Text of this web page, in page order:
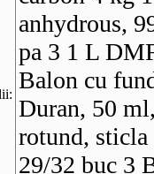
anhydrous,
pa 3 1 L
Balon cu
Duran, 50
rotund,
29/32 buc 3